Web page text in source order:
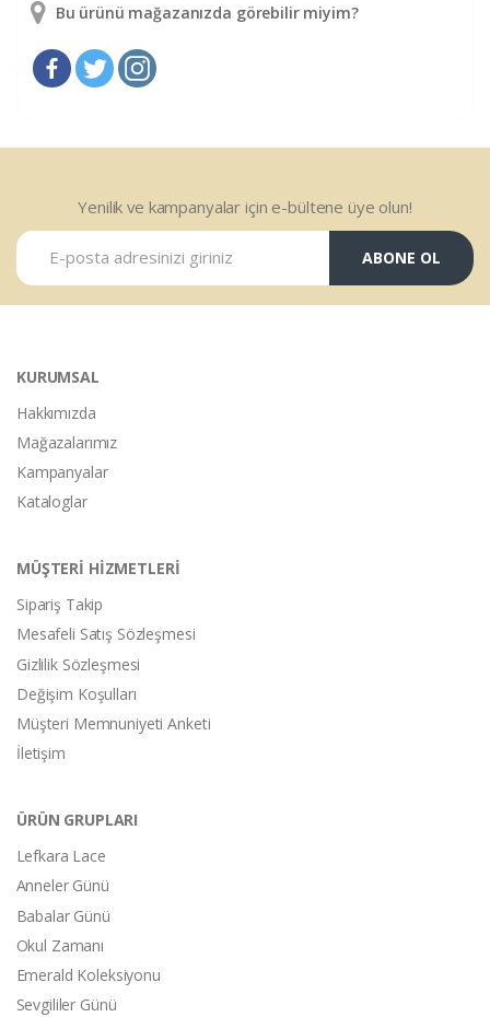
Bu ürünü mağazanızda görebilir miyim?
Yenilik ve kampanyalar için e-bültene üye olun!
ABONE OL
KURUMSAL
Hakkımızda
Mağazalarımız
Kampanyalar
Kataloglar
MÜŞTERİ HİZMETLERİ
Sipariş Takip
Mesafeli Satış Sözleşmesi
Gizlilik Sözleşmesi
Değişim Koşulları
Müşteri Memnuniyeti Anketi
İletişim
ÜRÜN GRUPLARI
Lefkara Lace
Anneler Günü
Babalar Günü
Okul Zamanı
Emerald Koleksiyonu
Sevgililer Günü